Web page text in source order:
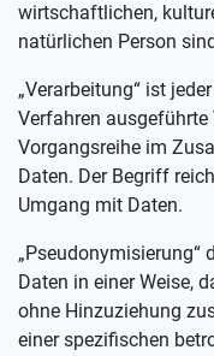
wirtschaftlichen,
natürlichen Person
„Verarbeitung“ ist
Verfahren
Vorgangsreihe im
Daten. Der Begriff
Umgang mit Daten.
„Pseudonymisierung“
Daten in einer Weise,
ohne Hinzuziehung
einer spezifischen